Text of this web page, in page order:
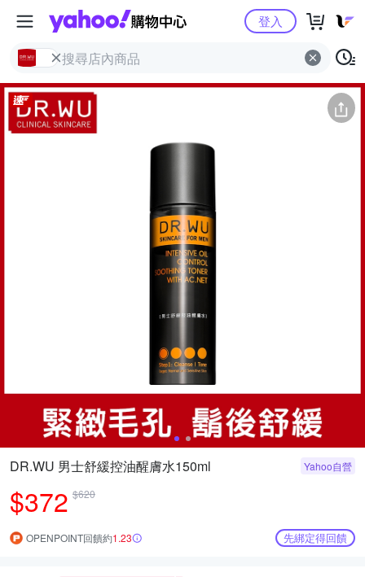
Yahoo購物中心
登入
簡介 評價 (0) 猜你喜歡
DR.WU 男士舒緩控油醒膚水150ml
$372 $620
Yahoo自營
OPENPOINT回饋約1.23 先綁定得回饋